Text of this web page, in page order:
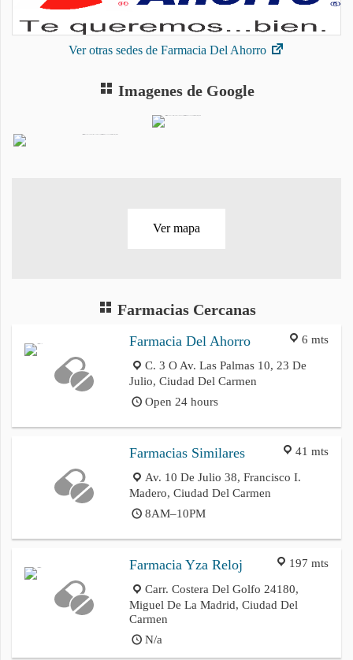
Ver otras sedes de Farmacia Del Ahorro
Imagenes de Google
Ver mapa
Farmacias Cercanas
6 mts
Farmacia Del Ahorro
C. 3 O Av. Las Palmas 10, 23 De
Julio, Ciudad Del Carmen
Open 24 hours
41 mts
Farmacias Similares
Av. 10 De Julio 38, Francisco I.
Madero, Ciudad Del Carmen
8AM–10PM
197 mts
Farmacia Yza Reloj
Carr. Costera Del Golfo 24180,
Miguel De La Madrid, Ciudad Del
Carmen
N/a